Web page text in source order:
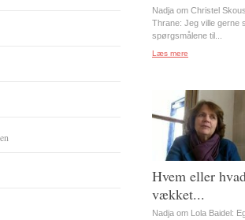
Nadja om Christel
Thrane: Jeg ville gerne
spørgsmålene til...
Læs mere
Hvem eller
vækket...
Nadja om Lola Baidel: